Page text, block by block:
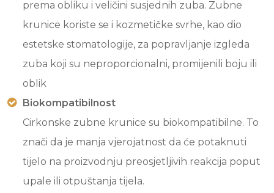
prema obliku i veličini susjednih zuba. Zubne
krunice koriste se i kozmetičke svrhe, kao dio
estetske stomatologije, za popravljanje izgleda
zuba koji su neproporcionalni, promijenili boju ili
oblik
Biokompatibilnost
Cirkonske zubne krunice su biokompatibilne. To
znači da je manja vjerojatnost da će potaknuti
tijelo na proizvodnju preosjetljivih reakcija poput
upale ili otpuštanja tijela.